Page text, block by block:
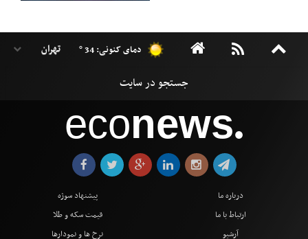
دمای کنونی: 34 °
econews●
درباره ما
ارتباط با ما
آرشیو
پیشنهاد سوژه
قیمت سکه و طلا
نرخ ها و نمودارها